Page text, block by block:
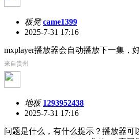
板凳 came1399
2025-7-31 17:16
mxplayer播放器会自动播放下一集，
来自贵州
地板 1293952438
2025-7-31 17:16
问题是什么，有什么提示？播放器可